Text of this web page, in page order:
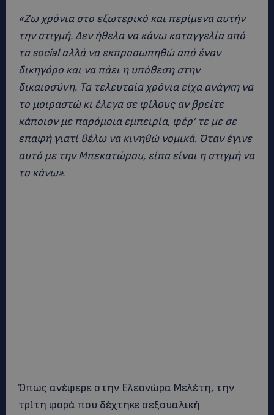
«Ζω χρόνια στο εξωτερικό και περίμενα αυτήν
την στιγμή. Δεν ήθελα να κάνω καταγγελία από
τα social αλλά να εκπροσωπηθώ από έναν
δικηγόρο και να πάει η υπόθεση στην
δικαιοσύνη. Τα τελευταία χρόνια είχα ανάγκη να
το μοιραστώ κι έλεγα σε φίλους αν βρείτε
κάποιον με παρόμοια εμπειρία, φέρ’ τε με σε
επαφή γιατί θέλω να κινηθώ νομικά. Όταν έγινε
αυτό με την Μπεκατώρου, είπα είναι η στιγμή να
το κάνω».
Όπως ανέφερε στην Ελεονώρα Μελέτη, την
τρίτη φορά που δέχτηκε σεξουαλική